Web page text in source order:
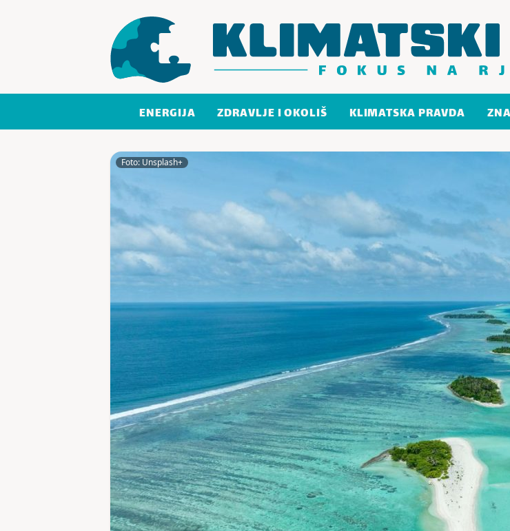
ENERGIJA ZDRAVLJE I OKOLIŠ KLIMATSKA PRAVDA
Foto: Unsplash+